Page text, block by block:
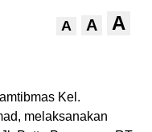
A A A
Kel.
melaksanakan